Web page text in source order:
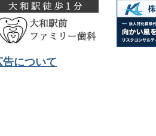
告について